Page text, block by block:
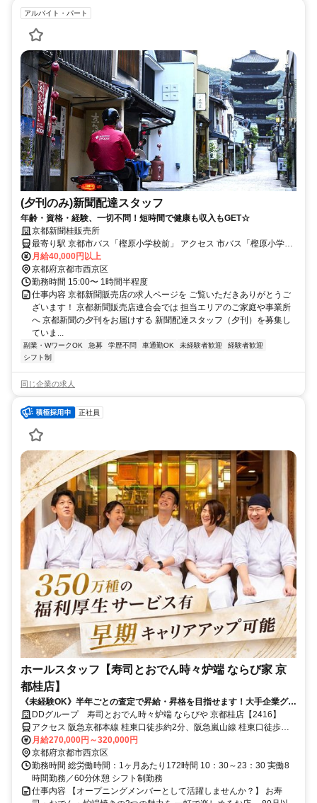
アルバイト・パート
(夕刊のみ)新聞配達スタッフ
年齢・資格・経験、一切不問！短時間で健康も収入もGET☆
京都新聞桂販売所
最寄り駅 京都市バス「樫原小学校前」 アクセス 市バス「樫原小学校
前」から徒歩2分
月給40,000円以上
京都府京都市西京区
勤務時間 15:00〜 1時間半程度
仕事内容 京都新聞販売店の求人ページを ご覧いただきありがとうご
ざいます！ 京都新聞販売店連合会では 担当エリアのご家庭や事業所
へ 京都新聞の夕刊をお届けする 新聞配達スタッフ（夕刊）を募集し
ていま...
副業・WワークOK 急募 学歴不問 車通勤OK 未経験者歓迎
経験者歓迎
シフト制
同じ企業の求人
正社員
ホールスタッフ【寿司とおでん時々炉端 ならび家 京
都桂店】
《未経験OK》半年ごとの査定で昇給・昇格を目指せます！大手企業グル
ープならではの丁寧なサポートあり／業界屈指の好待遇！
DDグループ 寿司とおでん時々炉端 ならびや 京都桂店【2416】
アクセス 阪急京都本線 桂東口徒歩約2分、阪急嵐山線 桂東口徒歩約2
分
月給270,000円～320,000円
京都府京都市西京区
勤務時間 総労働時間：1ヶ月あたり172時間 10：30～23：30 実働8
時間勤務／60分休憩 シフト制勤務
仕事内容 【オープニングメンバーとして活躍しませんか？】 お寿